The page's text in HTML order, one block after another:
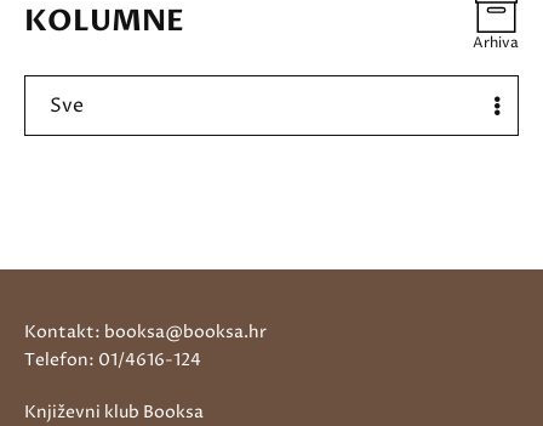
KOLUMNE
Sve
Arhiva
Kontakt: booksa@booksa.hr
Telefon: 01/4616-124
Književni klub Booksa